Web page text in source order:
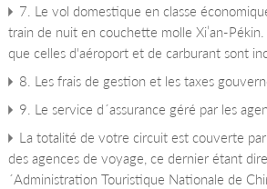
7. Le vol domestique en classe
train de nuit en couchette molle Xi’an-
que celles d'aéroport et de carburant sont
8. Les frais de gestion et les taxes
9. Le service d´assurance géré par les
La totalité de votre circuit est couverte par
des agences de voyage, ce dernier étant
´Administration Touristique Nationale de